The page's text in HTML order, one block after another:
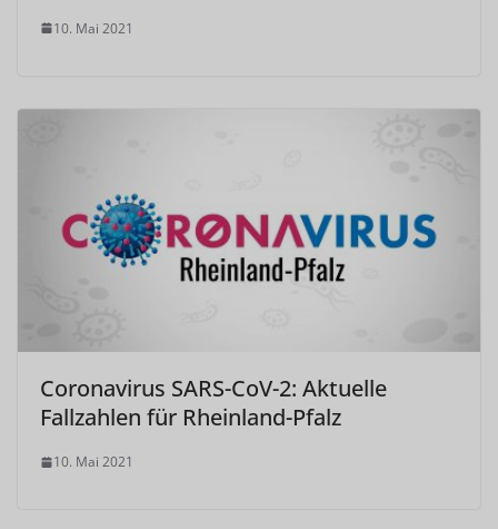
10. Mai 2021
Coronavirus SARS-CoV-2: Aktuelle
Fallzahlen für Rheinland-Pfalz
10. Mai 2021